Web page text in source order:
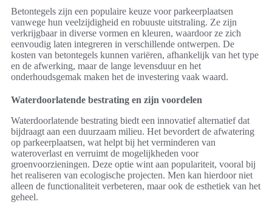
Betontegels zijn een populaire keuze voor parkeerplaatsen
vanwege hun veelzijdigheid en robuuste uitstraling. Ze zijn
verkrijgbaar in diverse vormen en kleuren, waardoor ze zich
eenvoudig laten integreren in verschillende ontwerpen. De
kosten van betontegels kunnen variëren, afhankelijk van het type
en de afwerking, maar de lange levensduur en het
onderhoudsgemak maken het de investering vaak waard.
Waterdoorlatende bestrating en zijn voordelen
Waterdoorlatende bestrating biedt een innovatief alternatief dat
bijdraagt aan een duurzaam milieu. Het bevordert de afwatering
op parkeerplaatsen, wat helpt bij het verminderen van
wateroverlast en verruimt de mogelijkheden voor
groenvoorzieningen. Deze optie wint aan populariteit, vooral bij
het realiseren van ecologische projecten. Men kan hierdoor niet
alleen de functionaliteit verbeteren, maar ook de esthetiek van het
geheel.